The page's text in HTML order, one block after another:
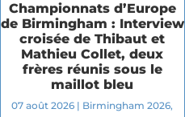
Championnats d’Europe
de Birmingham : Interview
croisée de Thibaut et
Mathieu Collet, deux
frères réunis sous le
maillot bleu
07 août 2026 | Birmingham 2026,